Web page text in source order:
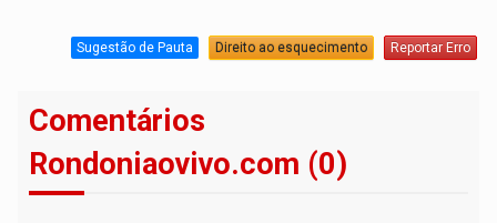
Sugestão de Pauta Direito ao esquecimento Reportar Erro
Comentários
Rondoniaovivo.com (0)